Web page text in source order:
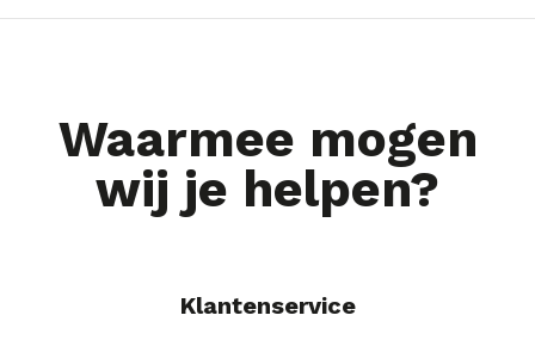
Waarmee mogen
wij je helpen?
Klantenservice